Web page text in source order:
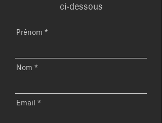
ci-dessous
Prénom
Nom
Email